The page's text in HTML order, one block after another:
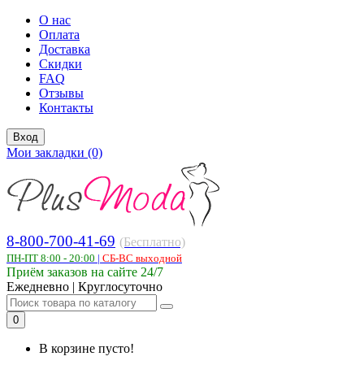
О нас
Оплата
Доставка
Скидки
FAQ
Отзывы
Контакты
Вход
Мои закладки (0)
8-800-700-41-69 (Бесплатно)
ПН-ПТ 8:00 - 20:00 | СБ-ВС выходной
Приём заказов на сайте 24/7
Ежедневно | Круглосуточно
0
В корзине пусто!